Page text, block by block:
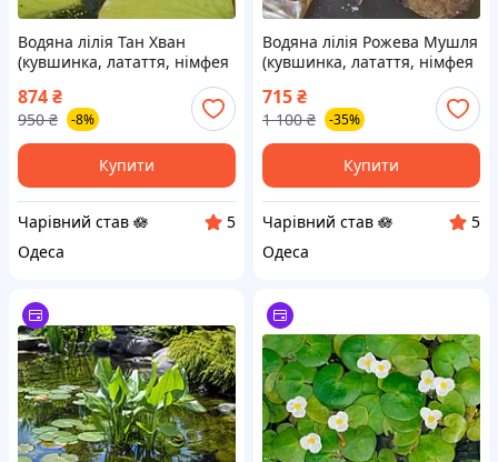
Водяна лілія Тан Хван
(кувшинка, латаття, німфея
Tan Khwan) Дорослий кущ
874₴
950 ₴ -8%
Купити
Чарівний став 🪷
5
Одеса
Водяна лілія Рожева Мушля
(кувшинка, латаття, німфея
Shelly Pink) Дорослий кущ
715₴
1 100 ₴ -35%
Купити
Чарівний став 🪷
5
Одеса